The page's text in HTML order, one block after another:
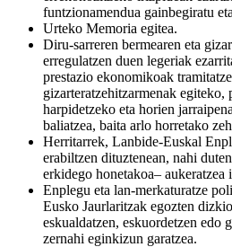
funtzionamendua gainbegiratu
Urteko Memoria egitea.
Diru-sarreren bermearen eta
erregulatzen duen legeriak
prestazio ekonomikoak
gizarteratzehitzarmenak egiteko,
harpidetzeko eta horien
baliatzea, baita arlo horretako
Herritarrek, Lanbide-Euskal
erabiltzen dituztenean, nahi
erkidego honetakoa– aukeratzea
Enplegu eta lan-merkaturatze
Eusko Jaurlaritzak egozten
eskualdatzen, eskuordetzen edo
zernahi eginkizun garatzea.